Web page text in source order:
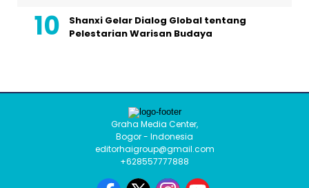
Shanxi Gelar Dialog Global tentang
Pelestarian Warisan Budaya
Graha Media Center,
Bogor - Indonesia
editorhaigroup@gmail.com
+628557777888